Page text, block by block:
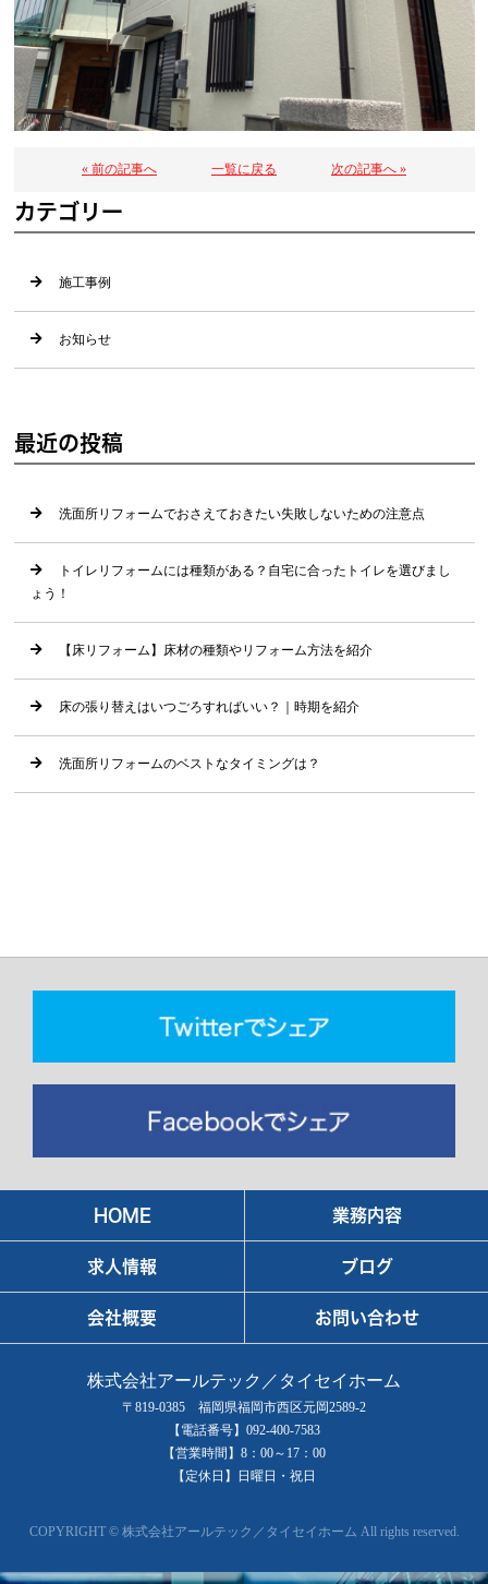
« 前の記事へ 一覧に戻る 次の記事へ »
カテゴリー
施工事例
お知らせ
最近の投稿
洗面所リフォームでおさえておきたい失敗しないための注意点
トイレリフォームには種類がある？自宅に合ったトイレを選びまし
ょう！
【床リフォーム】床材の種類やリフォーム方法を紹介
床の張り替えはいつごろすればいい？｜時期を紹介
洗面所リフォームのベストなタイミングは？
HOME 業務内容
求人情報 ブログ
会社概要 お問い合わせ
株式会社アールテック／タイセイホーム
〒819-0385 福岡県福岡市西区元岡2589-2
【電話番号】092-400-7583
【営業時間】8：00～17：00
【定休日】日曜日・祝日
COPYRIGHT © 株式会社アールテック／タイセイホーム All rights reserved.